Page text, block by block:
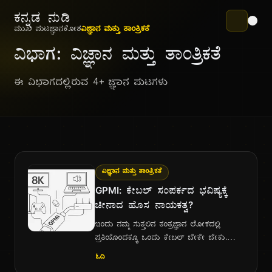
ಕನ್ನಡ ನುಡಿ
ಮುಖ ಪುಟಜ್ಞಾನಕೋಶವಿಜ್ಞಾನ ಮತ್ತು ತಾಂತ್ರಿಕತೆ
ವಿಭಾಗ: ವಿಜ್ಞಾನ ಮತ್ತು ತಾಂತ್ರಿಕತೆ
ಈ ವಿಭಾಗದಲ್ಲಿರುವ 4+ ಜ್ಞಾನ ಪುಟಗಳು
ವಿಜ್ಞಾನ ಮತ್ತು ತಾಂತ್ರಿಕತೆ
GPMI: ಕೇಬಲ್ ಸಂಪರ್ಕದ ಭವಿಷ್ಯಕ್ಕೆ
ಚೀನಾದ ಹೊಸ ನಾಯಕತ್ವ?
ಇಂದು ನಮ್ಮ ಸುತ್ತಲಿನ ತಂತ್ರಜ್ಞಾನ ಲೋಕದಲ್ಲಿ
ಪ್ರತಿಯೊಂದಕ್ಕೂ ಒಂದು ಕೇಬಲ್ ಬೇಕೇ ಬೇಕು.
ಲ್ಯಾಪ್‌ಟಾಪ್ ಅನ್ನು ಮಾನಿಟರ್‌ಗೆ ಸಂಪರ್ಕಿಸಲು
ಓದಿ